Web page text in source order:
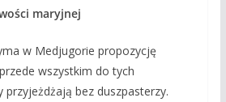
maryjnej
w Medjugorie propozycję
wszystkim do tych
bez duszpasterzy.